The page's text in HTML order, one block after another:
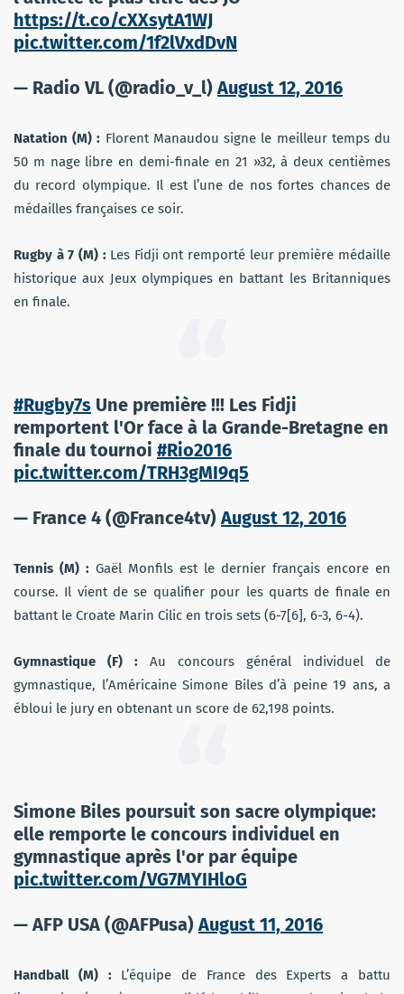
https://t.co/cXXsytA1WJ
pic.twitter.com/1f2lVxdDvN
— Radio VL (@radio_v_l)August 12, 2016
Natation (M) : Florent Manaudou signe le meilleur temps du
50 m nage libre en demi-finale en 21 »32, à deux centièmes
du record olympique. Il est l’une de nos fortes chances de
médailles françaises ce soir.
Rugby à 7 (M) : Les Fidji ont remporté leur première médaille
historique aux Jeux olympiques en battant les Britanniques
en finale.
#Rugby7s Une première !!! Les Fidji
remportent l'Or face à la Grande-Bretagne en
finale du tournoi #Rio2016
pic.twitter.com/TRH3gMI9q5
— France 4 (@France4tv)August 12, 2016
Tennis (M) : Gaël Monfils est le dernier français encore en
course. Il vient de se qualifier pour les quarts de finale en
battant le Croate Marin Cilic en trois sets (6-7[6], 6-3, 6-4).
Gymnastique (F) : Au concours général individuel de
gymnastique, l’Américaine Simone Biles d’à peine 19 ans, a
ébloui le jury en obtenant un score de 62,198 points.
Simone Biles poursuit son sacre olympique:
elle remporte le concours individuel en
gymnastique après l'or par équipe
pic.twitter.com/VG7MYIHloG
— AFP USA (@AFPusa)August 11, 2016
Handball (M) : L’équipe de France des Experts a battu